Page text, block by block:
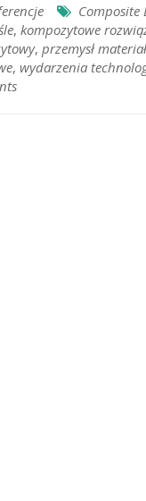
Composite
, kompozytowe
, przemysł
, wydarzenia